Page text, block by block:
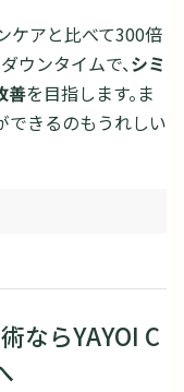
ケアと比べて300倍
ウンタイムで、シミ
善を目指します。ま
できるのもうれしい
ならYAYOI C